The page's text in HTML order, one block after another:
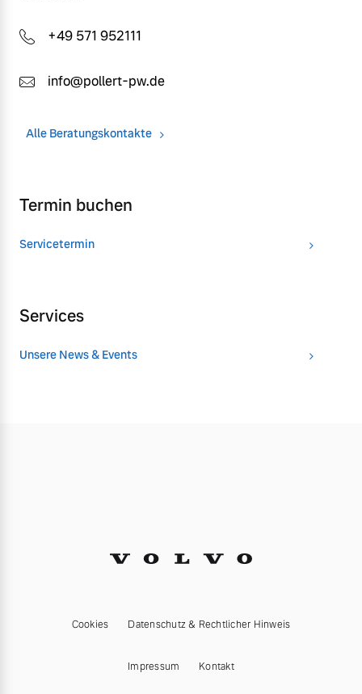
+49 571 952111
info@pollert-pw.de
Alle Beratungskontakte
Termin buchen
Servicetermin
Services
Unsere News & Events
Cookies Datenschutz & Rechtlicher Hinweis
Impressum Kontakt